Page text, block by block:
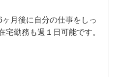
月後に自分の仕事をしっ
宅勤務も週１日可能です。